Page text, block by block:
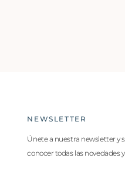
NEWSLETTER
Únete a nuestra newsletter y
conocer todas las novedades